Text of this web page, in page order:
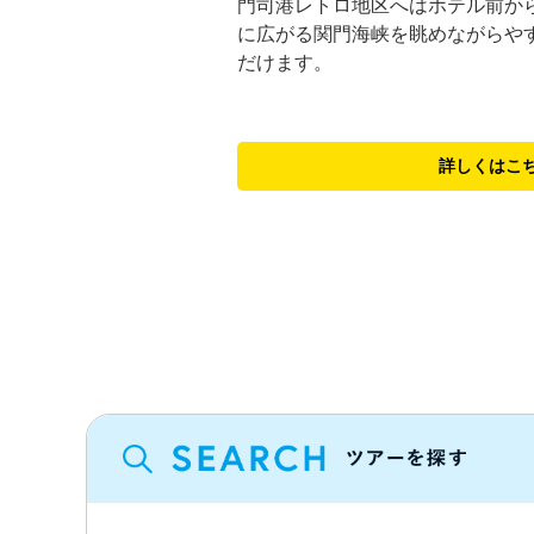
門司港レトロ地区へはホテル前か
に広がる関門海峡を眺めながらや
だけます。
詳しくはこ